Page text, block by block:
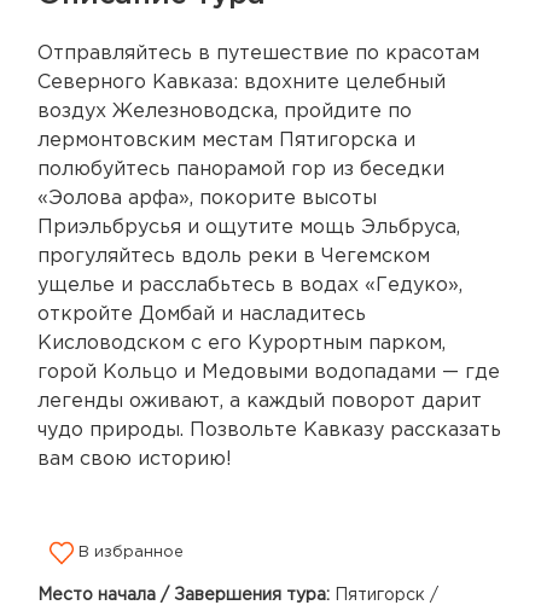
Отправляйтесь в путешествие по красотам
Северного Кавказа: вдохните целебный
воздух Железноводска, пройдите по
лермонтовским местам Пятигорска и
полюбуйтесь панорамой гор из беседки
«Эолова арфа», покорите высоты
Приэльбрусья и ощутите мощь Эльбруса,
прогуляйтесь вдоль реки в Чегемском
ущелье и расслабьтесь в водах «Гедуко»,
откройте Домбай и насладитесь
Кисловодском с его Курортным парком,
горой Кольцо и Медовыми водопадами — где
легенды оживают, а каждый поворот дарит
чудо природы. Позвольте Кавказу рассказать
вам свою историю!
В избранное
Место начала / Завершения тура:
Пятигорск /